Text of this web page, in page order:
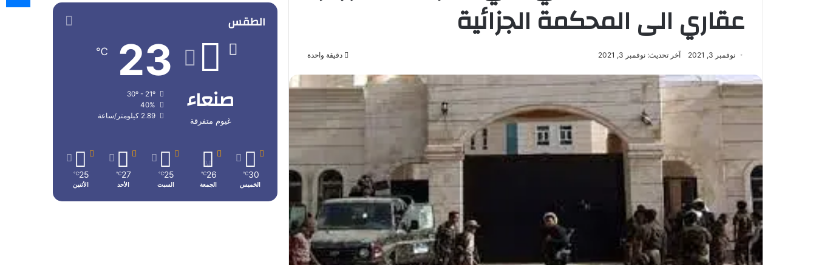
عقاري الى المحكمة الجزائية
نوفمبر 3, 2021 آخر تحديث: نوفمبر 3, 2021 دقيقة واحدة
الطقس
صنعاء
غيوم متفرقة
23
℃
30º - 21º
40%
2.89 كيلومتر/ساعة
30
℃
الخميس
26
℃
الجمعة
25
℃
السبت
27
℃
الأحد
25
℃
الأثنين